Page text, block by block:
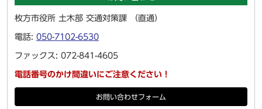
枚方市役所 土木部 交通対策課 （直通）
電話: 050-7102-6530
ファックス: 072-841-4605
電話番号のかけ間違いにご注意ください！
お問い合わせフォーム